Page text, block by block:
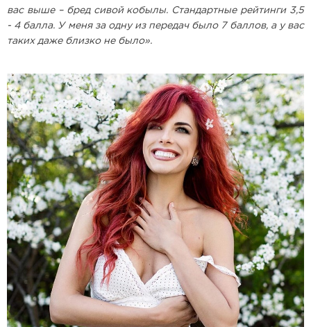
вас выше – бред сивой кобылы. Стандартные рейтинги 3,5
- 4 балла. У меня за одну из передач было 7 баллов, а у вас
таких даже близко не было».